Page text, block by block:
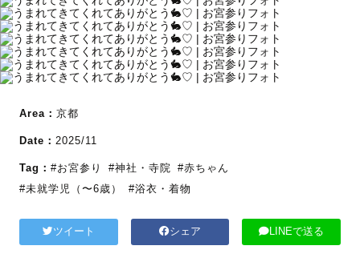
Area： 京都
Date： 2025/11
Tag： #お宮参り #神社・寺院 #赤ちゃん
#未就学児（〜6歳）
#浴衣・着物
ツイート シェア LINEで送る